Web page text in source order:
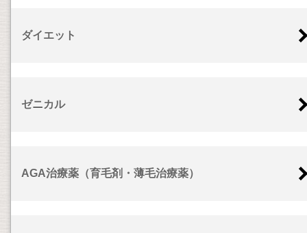
ダイエット
ゼニカル
AGA治療薬（育毛剤・薄毛治療薬）